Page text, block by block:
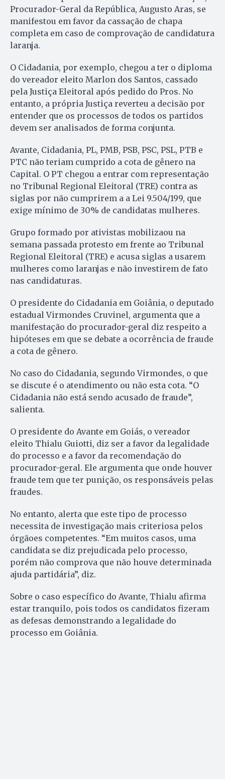
Procurador-Geral da República, Augusto Aras, se
manifestou em favor da cassação de chapa
completa em caso de comprovação de candidatura
laranja.
O Cidadania, por exemplo, chegou a ter o diploma
do vereador eleito Marlon dos Santos, cassado
pela Justiça Eleitoral após pedido do Pros. No
entanto, a própria Justiça reverteu a decisão por
entender que os processos de todos os partidos
devem ser analisados de forma conjunta.
Avante, Cidadania, PL, PMB, PSB, PSC, PSL, PTB e
PTC não teriam cumprido a cota de gênero na
Capital. O PT chegou a entrar com representação
no Tribunal Regional Eleitoral (TRE) contra as
siglas por não cumprirem a a Lei 9.504/199, que
exige mínimo de 30% de candidatas mulheres.
Grupo formado por ativistas mobilizaou na
semana passada protesto em frente ao Tribunal
Regional Eleitoral (TRE) e acusa siglas a usarem
mulheres como laranjas e não investirem de fato
nas candidaturas.
O presidente do Cidadania em Goiânia, o deputado
estadual Virmondes Cruvinel, argumenta que a
manifestação do procurador-geral diz respeito a
hipóteses em que se debate a ocorrência de fraude
a cota de gênero.
No caso do Cidadania, segundo Virmondes, o que
se discute é o atendimento ou não esta cota. “O
Cidadania não está sendo acusado de fraude”,
salienta.
O presidente do Avante em Goiás, o vereador
eleito Thialu Guiotti, diz ser a favor da legalidade
do processo e a favor da recomendação do
procurador-geral. Ele argumenta que onde houver
fraude tem que ter punição, os responsáveis pelas
fraudes.
No entanto, alerta que este tipo de processo
necessita de investigação mais criteriosa pelos
órgãoes competentes. “Em muitos casos, uma
candidata se diz prejudicada pelo processo,
porém não comprova que não houve determinada
ajuda partidária”, diz.
Sobre o caso específico do Avante, Thialu afirma
estar tranquilo, pois todos os candidatos fizeram
as defesas demonstrando a legalidade do
processo em Goiânia.